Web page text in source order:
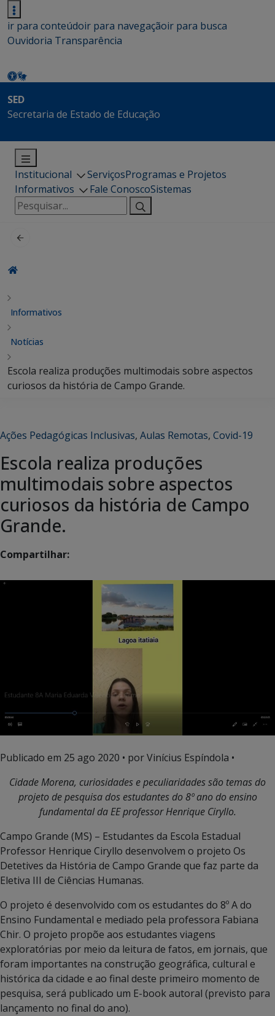
ir para conteúdoir para navegaçãoir para busca
Ouvidoria Transparência
SED
Secretaria de Estado de Educação
Institucional ServiçosProgramas e Projetos
Informativos
Fale ConoscoSistemas
Pesquisar
por:
Informativos
Notícias
Escola realiza produções multimodais sobre aspectos
curiosos da história de Campo Grande.
Ações Pedagógicas Inclusivas, Aulas Remotas, Covid-19
Escola realiza produções
multimodais sobre aspectos
curiosos da história de Campo
Grande.
Compartilhar:
Publicado em 25 ago 2020 • por Vinícius Espíndola •
Cidade Morena, curiosidades e peculiaridades são temas do
projeto de pesquisa dos estudantes do 8º ano do ensino
fundamental da EE professor Henrique Ciryllo.
Campo Grande (MS) – Estudantes da Escola Estadual
Professor Henrique Ciryllo desenvolvem o projeto Os
Detetives da História de Campo Grande que faz parte da
Eletiva III de Ciências Humanas.
O projeto é desenvolvido com os estudantes do 8º A do
Ensino Fundamental e mediado pela professora Fabiana
Chir. O projeto propõe aos estudantes viagens
exploratórias por meio da leitura de fatos, em jornais, que
foram importantes na construção geográfica, cultural e
histórica da cidade e ao final deste primeiro momento de
pesquisa, será publicado um E-book autoral (previsto para
lançamento no final do ano).